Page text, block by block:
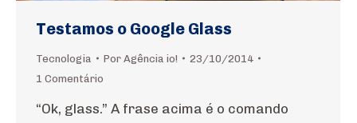
Testamos o Google Glass
Tecnologia Por Agência io!
23/10/2014
1 Comentário
“Ok, glass.” A frase acima é o comando